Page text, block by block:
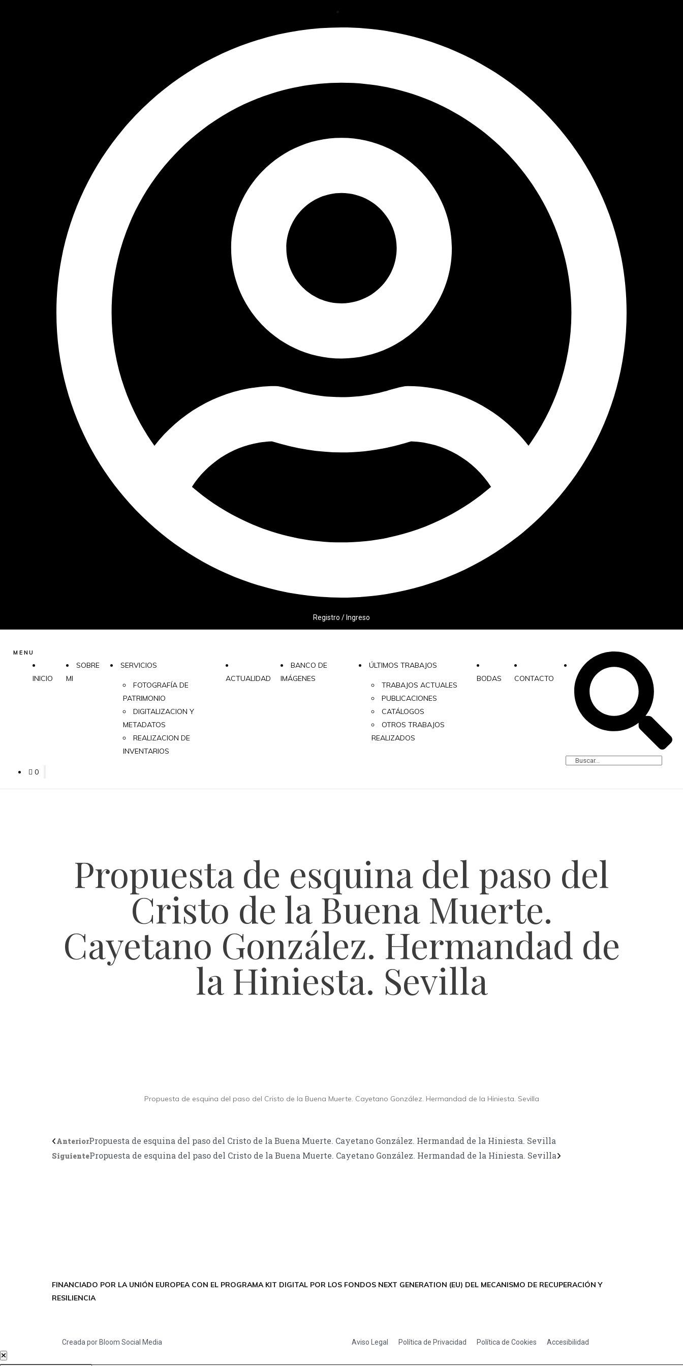
Registro / Ingreso
MENU
INICIO
SOBRE
MI
SERVICIOS
FOTOGRAFÍA DE
PATRIMONIO
DIGITALIZACION Y
METADATOS
REALIZACION DE
INVENTARIOS
ACTUALIDAD
BANCO DE
IMÁGENES
ÚLTIMOS TRABAJOS
TRABAJOS ACTUALES
PUBLICACIONES
CATÁLOGOS
OTROS TRABAJOS
REALIZADOS
BODAS CONTACTO
0
Propuesta de esquina del paso del
Cristo de la Buena Muerte.
Cayetano González. Hermandad de
la Hiniesta. Sevilla
Propuesta de esquina del paso del Cristo de la Buena Muerte. Cayetano González. Hermandad de la Hiniesta. Sevilla
AnteriorPropuesta de esquina del paso del Cristo de la Buena Muerte. Cayetano González. Hermandad de la Hiniesta. Sevilla
SiguientePropuesta de esquina del paso del Cristo de la Buena Muerte. Cayetano González. Hermandad de la Hiniesta. Sevilla
FINANCIADO POR LA UNIÓN EUROPEA CON EL PROGRAMA KIT DIGITAL POR LOS FONDOS NEXT GENERATION (EU) DEL MECANISMO DE RECUPERACIÓN Y
RESILIENCIA
Creada por Bloom Social Media Aviso Legal Política de Privacidad Política de Cookies Accesibilidad